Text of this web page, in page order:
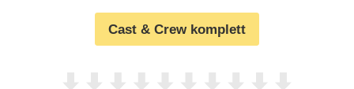
Cast & Crew komplett